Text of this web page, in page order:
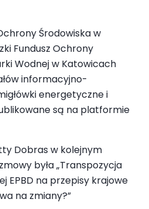
Środowiska w
Fundusz Ochrony
Wodnej w Katowicach
informacyjno-
energetyczne i
są na platformie
Dobras w kolejnym
była „Transpozycja
EPBD na przepisy krajowe
na zmiany?”